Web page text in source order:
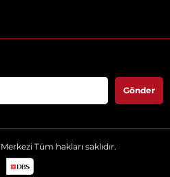
Gönder
Tüm hakları saklıdır.